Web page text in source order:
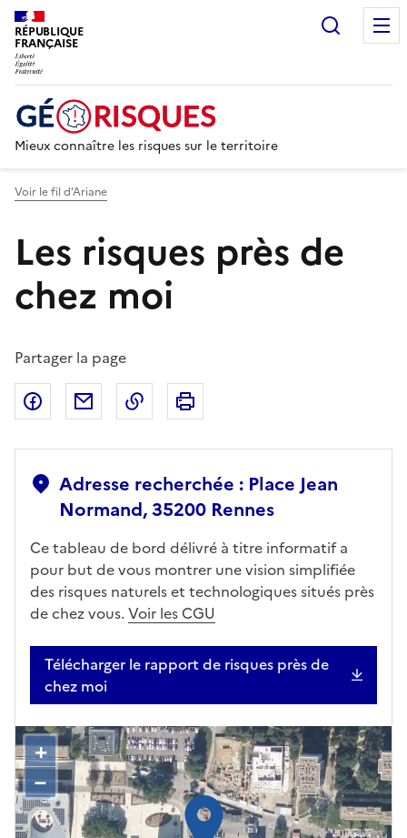
RÉPUBLIQUE
FRANÇAISE
Mieux connaître les risques sur le territoire
Voir le fil d’Ariane
Les risques près de
chez moi
Partager la page
Partager sur Facebook
Partager par emailCopier dans le presse-papier
Adresse recherchée : Place Jean
Normand, 35200 Rennes
Ce tableau de bord délivré à titre informatif a
pour but de vous montrer une vision simplifiée
des risques naturels et technologiques situés près
de chez vous. Voir les CGU
Télécharger le rapport de risques près de
chez moi
+
–